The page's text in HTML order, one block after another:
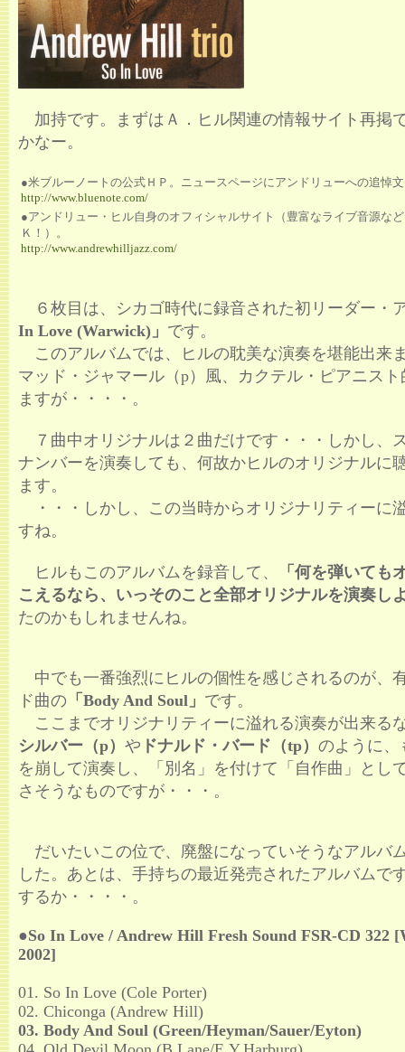
加持です。まずはＡ．ヒル関連の情報サイト再掲
かなー。
●米ブルーノートの公式ＨＰ。ニュースページにアンドリューへの追悼
http://www.bluenote.com/
●アンドリュー・ヒル自身のオフィシャルサイト（豊富なライブ音源な
Ｋ！）。
http://www.andrewhilljazz.com/
６枚目は、シカゴ時代に録音された初リーダー・
In Love (Warwick)」 です。
このアルバムでは、ヒルの耽美な演奏を堪能出来
マッド・ジャマール（p）風、カクテル・ピアニス
ますが・・・・。
７曲中オリジナルは２曲だけです・・・しかし、
ナンバーを演奏しても、何故かヒルのオリジナルに
ます。
・・・しかし、この当時からオリジナリティーに
すね。
ヒルもこのアルバムを録音して、
「何を弾いても
こえるなら、いっそのこと全部オリジナルを演奏し
たのかもしれませんね。
中でも一番強烈にヒルの個性を感じされるのが、
ド曲の 「Body And Soul」 です。
ここまでオリジナリティーに溢れる演奏が出来る
シルバー（p） や ドナルド・バード（tp） のように、
を崩して演奏し、「別名」を付けて「自作曲」とし
さそうなものですが・・・。
だいたいこの位で、廃盤になっていそうなアルバ
した。あとは、手持ちの最近発売されたアルバムで
するか・・・・。
●So In Love / Andrew Hill Fresh Sound FSR-CD 322
2002]
01. So In Love (Cole Porter)
02. Chiconga (Andrew Hill)
03. Body And Soul (Green/Heyman/Sauer/Eyton)